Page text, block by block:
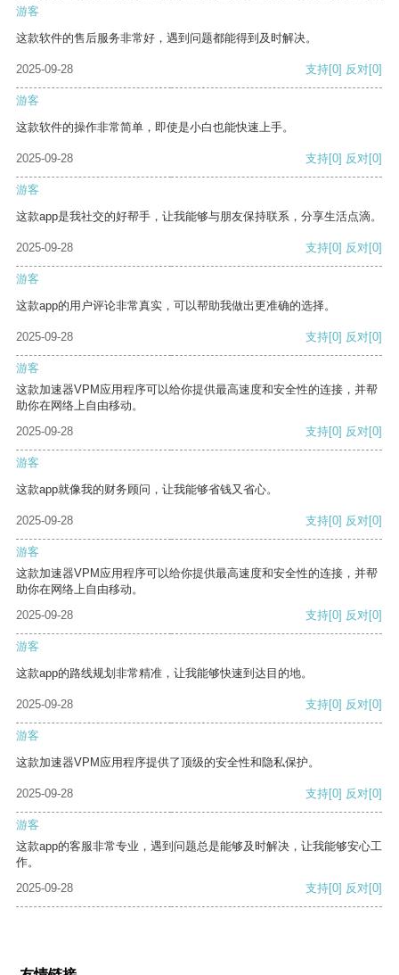
游客
这款软件的售后服务非常好，遇到问题都能得到及时解决。
2025-09-28 支持[0] 反对[0]
游客
这款软件的操作非常简单，即使是小白也能快速上手。
2025-09-28 支持[0] 反对[0]
游客
这款app是我社交的好帮手，让我能够与朋友保持联系，分享生活点滴。
2025-09-28 支持[0] 反对[0]
游客
这款app的用户评论非常真实，可以帮助我做出更准确的选择。
2025-09-28 支持[0] 反对[0]
游客
这款加速器VPM应用程序可以给你提供最高速度和安全性的连接，并帮
助你在网络上自由移动。
2025-09-28
支持[0] 反对[0]
游客
这款app就像我的财务顾问，让我能够省钱又省心。
2025-09-28 支持[0] 反对[0]
游客
这款加速器VPM应用程序可以给你提供最高速度和安全性的连接，并帮
助你在网络上自由移动。
2025-09-28
支持[0] 反对[0]
游客
这款app的路线规划非常精准，让我能够快速到达目的地。
2025-09-28 支持[0] 反对[0]
游客
这款加速器VPM应用程序提供了顶级的安全性和隐私保护。
2025-09-28 支持[0] 反对[0]
游客
这款app的客服非常专业，遇到问题总是能够及时解决，让我能够安心工
作。
2025-09-28
支持[0] 反对[0]